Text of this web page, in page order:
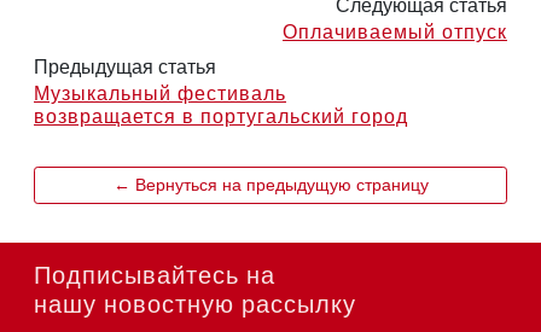
Следующая статья
Оплачиваемый отпуск
Предыдущая статья
Музыкальный фестиваль
возвращается в португальский город
← Вернуться на предыдущую страницу
Подписывайтесь на
нашу новостную рассылку